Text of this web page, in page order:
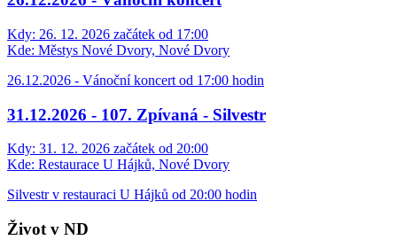
Kdy: 26. 12. 2026 začátek od 17:00
Kde: Městys Nové Dvory, Nové Dvory
26.12.2026 - Vánoční koncert od 17:00 hodin
31.12.2026 - 107. Zpívaná - Silvestr
Kdy: 31. 12. 2026 začátek od 20:00
Kde: Restaurace U Hájků, Nové Dvory
Silvestr v restauraci U Hájků od 20:00 hodin
Život v ND